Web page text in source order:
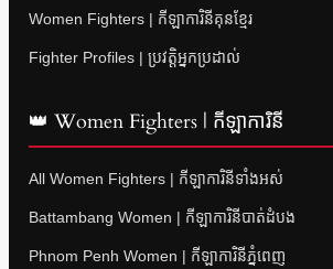
Women Fighters | កីឡាការិនីគុនខ្មែរ
Fighter Profiles | ប្រវត្តិអ្នកប្រដាល់
👑 Women Fighters | កីឡាការិនី
All Women Fighters | កីឡាការិនីទាំងអស់
Battambang Women | កីឡាការិនីបាត់ដំបង
Phnom Penh Women | កីឡាការិនីភ្នំពេញ